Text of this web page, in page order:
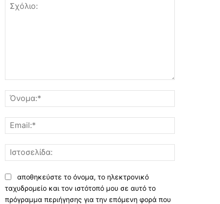
αποθηκεύστε το όνομα, το ηλεκτρονικό
ταχυδρομείο και τον ιστότοπό μου σε αυτό το
πρόγραμμα περιήγησης για την επόμενη φορά που